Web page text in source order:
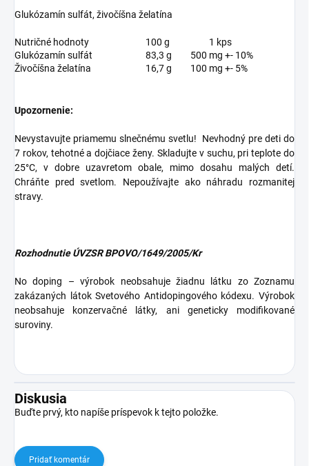
Glukózamín sulfát, živočíšna želatína
Nutričné hodnoty 100 g
1 kps
Glukózamín sulfát
83,3 g
500 mg +- 10%
Živočíšna želatína
16,7 g 100 mg +- 5%
Upozornenie:
Nevystavujte priamemu slnečnému svetlu! Nevhodný pre deti do
7 rokov, tehotné a dojčiace ženy. Skladujte v suchu, pri teplote do
25°C, v dobre uzavretom obale, mimo dosahu malých detí.
Chráňte pred svetlom. Nepoužívajte ako náhradu rozmanitej
stravy.
Rozhodnutie ÚVZSR BPOVO/1649/2005/Kr
No doping – výrobok neobsahuje žiadnu látku zo Zoznamu
zakázaných látok Svetového Antidopingového kódexu. Výrobok
neobsahuje konzervačné látky, ani geneticky modifikované
suroviny.
Diskusia
Buďte prvý, kto napíše príspevok k tejto položke.
Pridať komentár